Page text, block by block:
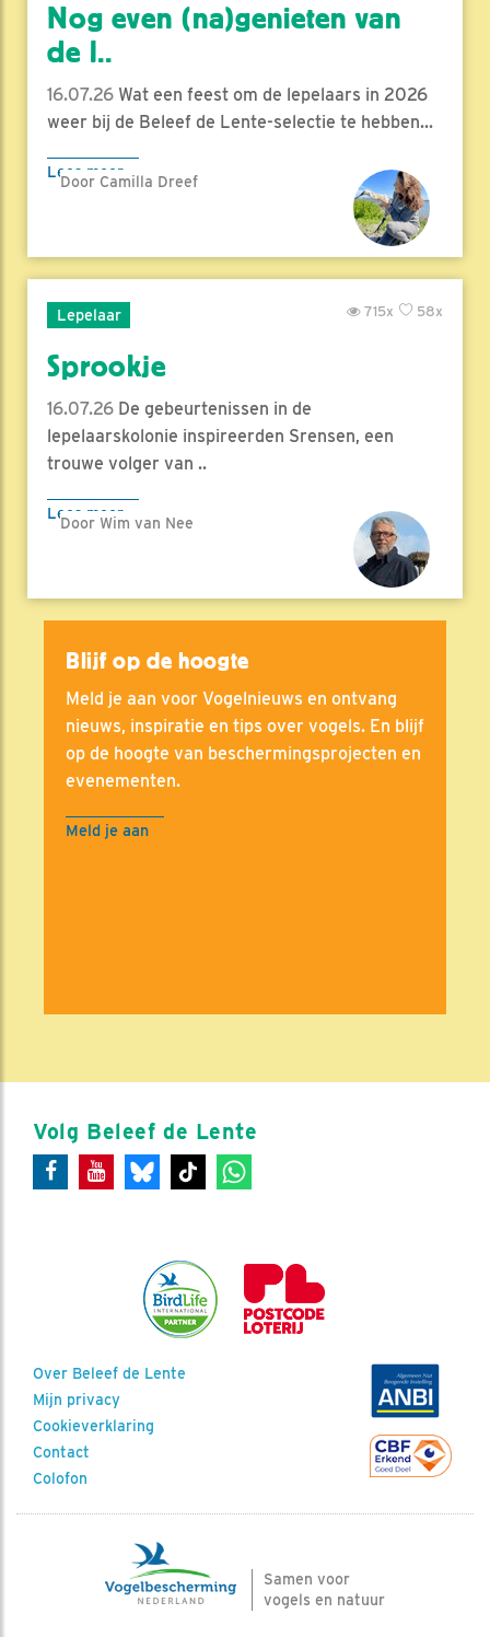
Nog even (na)genieten van
de l..
16.07.26 Wat een feest om de lepelaars in 2026
weer bij de Beleef de Lente-selectie te hebben...
Lees meer
Door Camilla Dreef
Lepelaar 58x
715x
Sprookje
16.07.26 De gebeurtenissen in de
lepelaarskolonie inspireerden Srensen, een
trouwe volger van ..
Lees meer
Door Wim van Nee
Blijf op de hoogte
Meld je aan voor Vogelnieuws en ontvang
nieuws, inspiratie en tips over vogels. En blijf
op de hoogte van beschermingsprojecten en
evenementen.
Meld je aan
Volg Beleef de Lente
Over Beleef de Lente
Mijn privacy
Cookieverklaring
Contact
Colofon
Samen voor
vogels en natuur